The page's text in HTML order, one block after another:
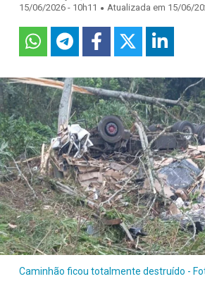
15/06/2026 - 10h11 Atualizada em 15/06/
Caminhão ficou totalmente destruído -